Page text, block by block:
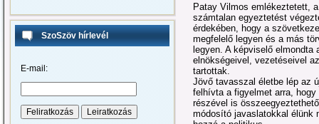
SzoSzöv hírlevél
E-mail:
Patay Vilmos emlékeztetett,
számtalan egyeztetést
érdekében, hogy a
megfelelő legyen és a más
legyen. A képviselő
elnökségeivel, vezetéseivel
tartottak.
Jövő tavasszal életbe lép az
felhívta a figyelmet arra,
részével is
módosító javaslatokkal élünk